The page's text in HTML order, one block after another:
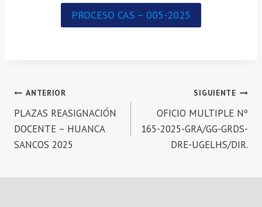
PROCESO CAS – 005-2025
Navegación
de
entradas
ANTERIOR
PLAZAS REASIGNACIÓN
DOCENTE – HUANCA
SANCOS 2025
SIGUIENTE
OFICIO MULTIPLE Nº
165-2025-GRA/GG-GRDS-
DRE-UGELHS/DIR.